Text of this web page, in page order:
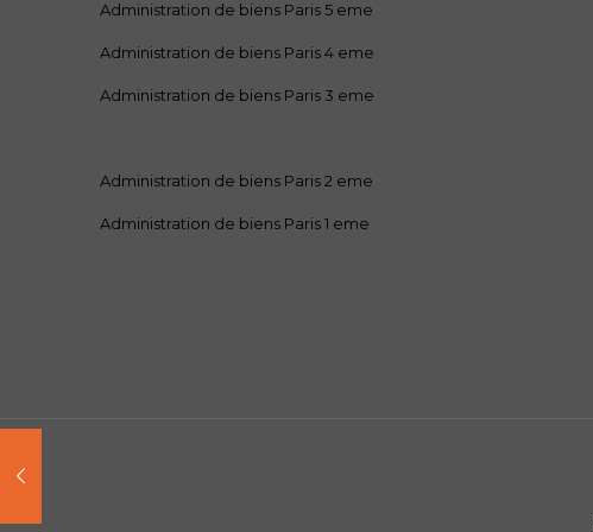
Administration de biens Paris 5 eme
Administration de biens Paris 4 eme
Administration de biens Paris 3 eme
Administration de biens Paris 2 eme
Administration de biens Paris 1 eme